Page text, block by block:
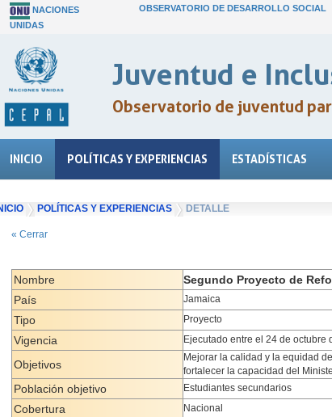
NACIONES
UNIDAS
OBSERVATORIO DE DESARROLLO SOCIAL
Juventud e
Observatorio de juventud
INICIO POLÍTICAS Y EXPERIENCIAS ESTADÍSTICAS
POLÍTICAS Y EXPERIENCIAS DETALLE
« Cerrar
Nombre
Segundo Proyecto de
País
Jamaica
Tipo Proyecto
Vigencia Ejecutado entre el 24 de octubre
Objetivos
Mejorar la calidad y la equidad
fortalecer la capacidad del
Población objetivo Estudiantes secundarios
Cobertura Nacional